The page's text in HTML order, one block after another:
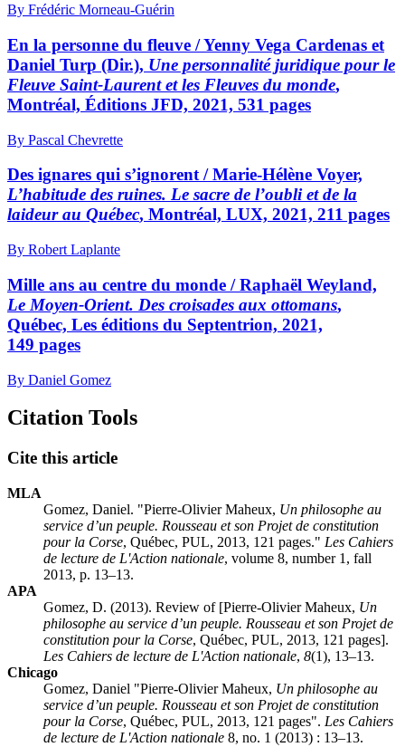
By Frédéric Morneau-Guérin
En la personne du fleuve /Yenny Vega Cardenas et
Daniel Turp (Dir.), Une personnalité juridique pour le
Fleuve Saint-Laurent et les Fleuves du monde,
Montréal, Éditions JFD, 2021, 531 pages
By Pascal Chevrette
Des ignares qui s’ignorent /Marie-Hélène Voyer,
L’habitude des ruines. Le sacre de l’oubli et de la
laideur au Québec, Montréal, LUX, 2021, 211 pages
By Robert Laplante
Mille ans au centre du monde /Raphaël Weyland,
Le Moyen-Orient. Des croisades aux ottomans,
Québec, Les éditions du Septentrion, 2021,
149 pages
By Daniel Gomez
Citation Tools
Cite this article
MLA
Gomez, Daniel. "Pierre-Olivier Maheux, Un philosophe au
service d’un peuple. Rousseau et son Projet de constitution
pour la Corse, Québec, PUL, 2013, 121 pages." Les Cahiers
de lecture de L'Action nationale, volume 8, number 1, fall
2013, p. 13–13.
APA
Gomez, D. (2013). Review of [Pierre-Olivier Maheux, Un
philosophe au service d’un peuple. Rousseau et son Projet de
constitution pour la Corse, Québec, PUL, 2013, 121 pages].
Les Cahiers de lecture de L'Action nationale, 8(1), 13–13.
Chicago
Gomez, Daniel "Pierre-Olivier Maheux, Un philosophe au
service d’un peuple. Rousseau et son Projet de constitution
pour la Corse, Québec, PUL, 2013, 121 pages". Les Cahiers
de lecture de L'Action nationale 8, no. 1 (2013) : 13–13.